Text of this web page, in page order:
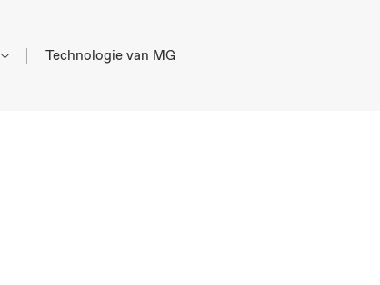
Technologie van MG